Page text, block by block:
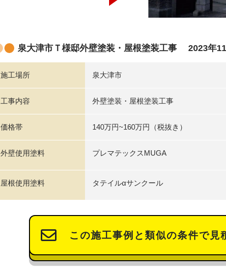
泉大津市Ｔ様邸外壁塗装・屋根塗装工事 2023年
施工場所 泉大津市
工事内容 外壁塗装・屋根塗装工事
価格帯 140万円~160万円（税抜き）
外壁使用塗料 プレマテックスMUGA
屋根使用塗料 タテイルαサンクール
この施工事例と類似の条件で見